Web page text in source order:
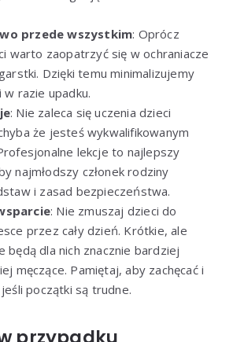
przede wszystkim: Oprócz
warto zaopatrzyć się w ochraniacze
Dzięki temu minimalizujemy
razie upadku.
: Nie zaleca się uczenia dzieci
że jesteś wykwalifikowanym
lekcje to najlepszy
najmłodszy członek rodziny
i zasad bezpieczeństwa.
: Nie zmuszaj dzieci do
przez cały dzień. Krótkie, ale
będą dla nich znacznie bardziej
męczące. Pamiętaj, aby zachęcać i
początki są trudne.